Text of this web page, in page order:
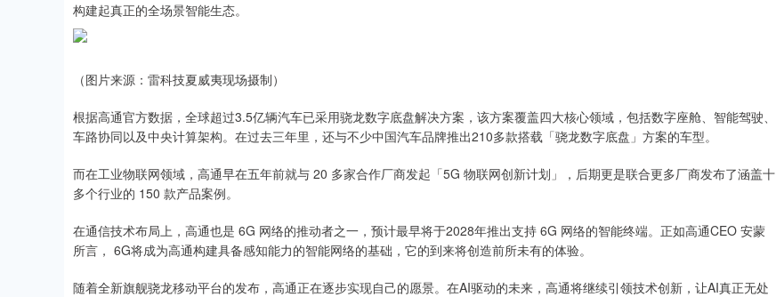
构建起真正的全场景智能生态。
（图片来源：雷科技夏威夷现场摄制）
根据高通官方数据，全球超过3.5亿辆汽车已采用骁龙数字底盘解决方案，该方案覆盖四大核心领域，包括数字座舱、智能驾驶、
车路协同以及中央计算架构。在过去三年里，还与不少中国汽车品牌推出210多款搭载「骁龙数字底盘」方案的车型。
而在工业物联网领域，高通早在五年前就与 20 多家合作厂商发起「5G 物联网创新计划」，后期更是联合更多厂商发布了涵盖十
多个行业的 150 款产品案例。
在通信技术布局上，高通也是 6G 网络的推动者之一，预计最早将于2028年推出支持 6G 网络的智能终端。正如高通CEO 安蒙
所言， 6G将成为高通构建具备感知能力的智能网络的基础，它的到来将创造前所未有的体验。
随着全新旗舰骁龙移动平台的发布，高通正在逐步实现自己的愿景。在AI驱动的未来，高通将继续引领技术创新，让AI真正无处